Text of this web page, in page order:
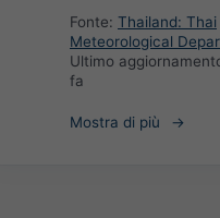
Fonte: Thailand: Thai
Meteorological
Ultimo
fa
Mostra di più